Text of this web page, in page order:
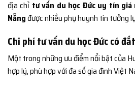
địa chỉ tư vấn du học Đức uy tín
Nẵngđược nhiều phụ huynh tin tưởng
Chi phí tư vấn du học Đức có
Một trong những ưu điểm nổi bật của
hợp lý, phù hợp với đa số gia đình Việt